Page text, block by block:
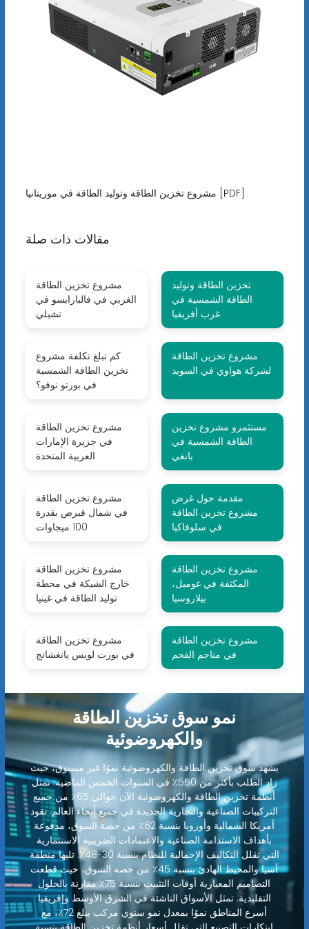
مشروع تخزين الطاقة وتوليد الطاقة في موريتانيا [PDF]
مقالات ذات صلة
مشروع تخزين الطاقة
الغربي في فالبارايسو في
تشيلي
تخزين الطاقة وتوليد
الطاقة الشمسية في
غرب أفريقيا
كم تبلغ تكلفة مشروع
تخزين الطاقة الشمسية
في بورتو نوفو؟
مشروع تخزين الطاقة
لشركة هواوي في السويد
مشروع تخزين الطاقة
في جزيرة الإمارات
العربية المتحدة
مستثمرو مشروع تخزين
الطاقة الشمسية في
بانغي
مشروع تخزين الطاقة
في شمال قبرص بقدرة
100 ميجاوات
مقدمة حول غرض
مشروع تخزين الطاقة
في سلوفاكيا
مشروع تخزين الطاقة
خارج الشبكة في محطة
توليد الطاقة في غينيا
مشروع تخزين الطاقة
المكثفة في غوميل،
بيلاروسيا
مشروع تخزين الطاقة
في بورت لويس يانغشانج
مشروع تخزين الطاقة
في مناجم الفحم
نمو سوق تخزين الطاقة
والكهروضوئية
يشهد سوق تخزين الطاقة والكهروضوئية نموًا غير مسبوق، حيث
زاد الطلب بأكثر من 550٪ في السنوات الخمس الماضية. تمثل
أنظمة تخزين الطاقة والكهروضوئية الآن حوالي 65٪ من جميع
التركيبات الصناعية والتجارية الجديدة في جميع أنحاء العالم. تقود
أمريكا الشمالية وأوروبا بنسبة 62٪ من حصة السوق، مدفوعة
بأهداف الاستدامة الصناعية والاعتمادات الضريبية الاستثمارية
التي تقلل التكاليف الإجمالية للنظام بنسبة 30-48٪. تليها منطقة
آسيا والمحيط الهادئ بنسبة 45٪ من حصة السوق، حيث قطعت
التصاميم المعيارية أوقات التثبيت بنسبة 75٪ مقارنة بالحلول
التقليدية. تمثل الأسواق الناشئة في الشرق الأوسط وإفريقيا
أسرع المناطق نموًا بمعدل نمو سنوي مركب يبلغ 72٪، مع